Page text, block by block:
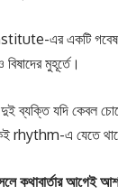
এর একটি
মুহূর্তে।
ব্যক্তি যদি কেবল
rhythm-এ যেতে
কথাবার্তারআগেই